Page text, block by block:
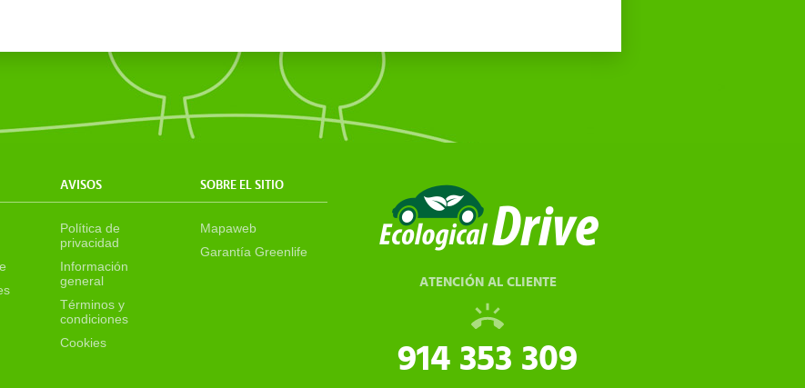
AVISOS SOBRE EL SITIO
Política de
privacidad
Información
general
Términos y
condiciones
Cookies
Mapaweb
Garantía Greenlife
ATENCIÓN AL CLIENTE
914 353 309